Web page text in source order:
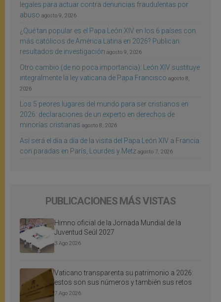
legales para actuar contra denuncias fraudulentas por
abuso agosto 9, 2026
¿Qué tan popular es el Papa León XIV en los 6 países con
más católicos de América Latina en 2026? Publican
resultados de investigación agosto 9, 2026
Otro cambio (de no poca importancia): León XIV sustituye
integralmente la ley vaticana de Papa Francisco agosto 8,
2026
Los 5 peores lugares del mundo para ser cristianos en
2026: declaraciones de un experto en derechos de
minorías cristianas agosto 8, 2026
Así será el día a día de la visita del Papa León XIV a Francia
con paradas en París, Lourdes y Metz agosto 7, 2026
PUBLICACIONES MÁS VISTAS
Himno oficial de la Jornada Mundial de la
Juventud Seúl 2027
3 Ago 2026
Vaticano transparenta su patrimonio a 2026:
estos son sus números y también sus retos
7 Ago 2026